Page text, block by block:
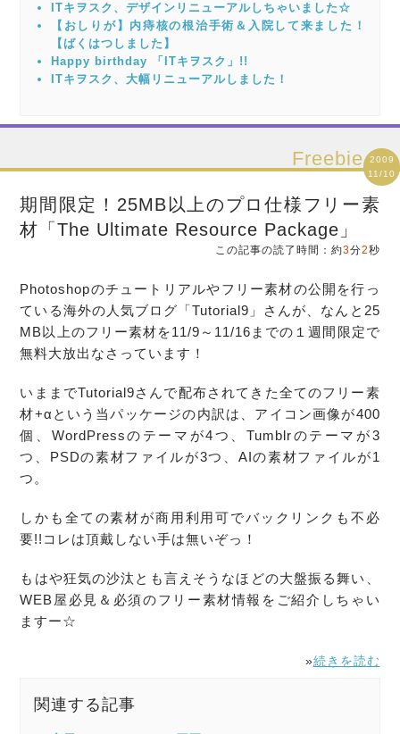
ITキヲスク、デザインリニューアルしちゃいました☆
【おしりが】内痔核の根治手術＆入院して来ました！
【ばくはつしました】
Happy birthday 「ITキヲスク」!!
ITキヲスク、大幅リニューアルしました！
Freebie
2009
11/10
期間限定！25MB以上のプロ仕様フリー素
材「The Ultimate Resource Package」
この記事の読了時間：約3分2秒
Photoshopのチュートリアルやフリー素材の公開を行っ
ている海外の人気ブログ「Tutorial9」さんが、なんと25
MB以上のフリー素材を11/9～11/16までの１週間限定で
無料大放出なさっています！
いままでTutorial9さんで配布されてきた全てのフリー素
材+αという当パッケージの内訳は、アイコン画像が400
個、WordPressのテーマが4つ、Tumblrのテーマが3
つ、PSDの素材ファイルが3つ、AIの素材ファイルが1
つ。
しかも全ての素材が商用利用可でバックリンクも不必
要!!コレは頂戴しない手は無いぞっ！
もはや狂気の沙汰とも言えそうなほどの大盤振る舞い、
WEB屋必見＆必須のフリー素材情報をご紹介しちゃい
ますー☆
»続きを読む
関連する記事